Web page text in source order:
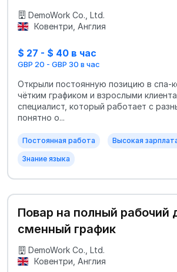
DemoWork Co., Ltd.
Ковентри, Англия
$ 27 - $ 40 в час
GBP 20 - GBP 30 в час
Открыли постоянную позицию в спа-
чётким графиком и взрослыми
специалист, который работает с
понятно о...
Постоянная работа Высокая
Знание языка
Повар на полный рабочий
сменный график
DemoWork Co., Ltd.
Ковентри, Англия